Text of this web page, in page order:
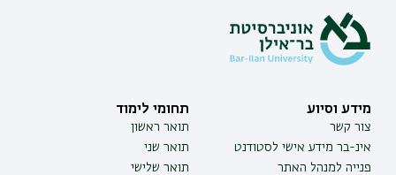
מידע וסיוע
צור קשר
אינ-בר מידע אישי לסטודנט
פנייה למנהל האתר
תחומי לימוד
תואר ראשון
תואר שני
תואר שלישי